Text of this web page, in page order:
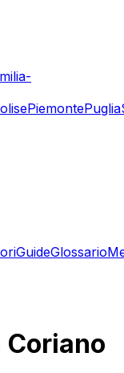
PiemontePuglia
GuideGlossario